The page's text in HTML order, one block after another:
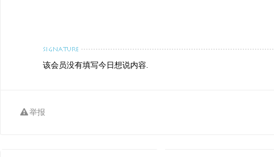
该会员没有填写今日想说内容.
举报